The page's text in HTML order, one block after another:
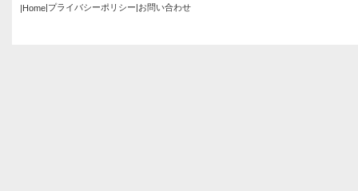
|Home|プライバシーポリシー|お問い合わせ